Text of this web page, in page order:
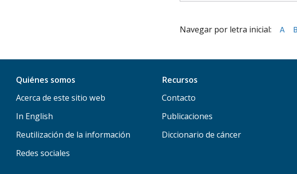
Navegar por letra inicial: A B
Quiénes somos
Acerca de este sitio web
In English
Reutilización de la información
Redes sociales
Recursos
Contacto
Publicaciones
Diccionario de cáncer